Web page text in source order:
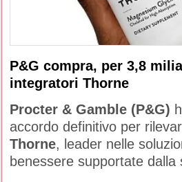
P&G compra, per 3,8
integratori Thorne
Procter & Gamble (P&G)
accordo definitivo per
Thorne, leader nelle
benessere supportate dalla